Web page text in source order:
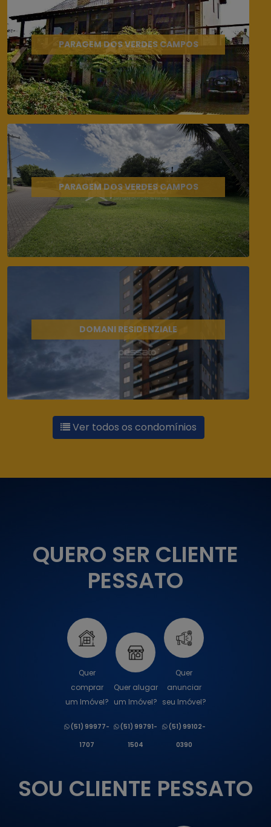
PARAGEM DOS VERDES CAMPOS
PARAGEM DOS VERDES CAMPOS
DOMANI RESIDENZIALE
Ver todos os condomínios
QUERO SER CLIENTE
PESSATO
Quer
comprar
um Imóvel?
(51) 99977-
1707
Quer alugar
um Imóvel?
(51) 99791-
1504
Quer
anunciar
seu Imóvel?
(51) 99102-
0390
SOU CLIENTE PESSATO